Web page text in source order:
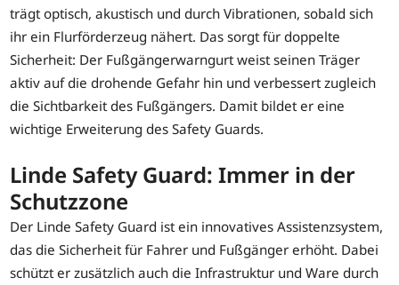
trägt optisch, akustisch und durch Vibrationen, sobald sich
ihr ein Flurförderzeug nähert. Das sorgt für doppelte
Sicherheit: Der Fußgängerwarngurt weist seinen Träger
aktiv auf die drohende Gefahr hin und verbessert zugleich
die Sichtbarkeit des Fußgängers. Damit bildet er eine
wichtige Erweiterung des Safety Guards.
Linde Safety Guard: Immer in der
Schutzzone
Der Linde Safety Guard ist ein innovatives Assistenzsystem,
das die Sicherheit für Fahrer und Fußgänger erhöht. Dabei
schützt er zusätzlich auch die Infrastruktur und Ware durch